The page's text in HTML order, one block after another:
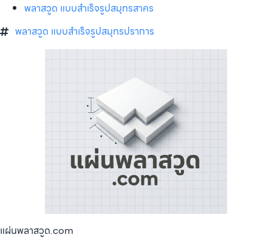
พลาสวูด แบบสำเร็จรูปสมุทรสาคร
พลาสวูด แบบสำเร็จรูปสมุทรปราการ
แผ่นพลาสวูด.com